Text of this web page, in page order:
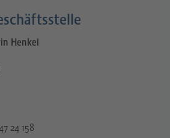
Henkel
24 158